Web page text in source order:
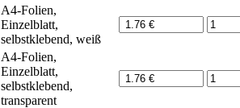
A4-Folien,
Einzelblatt,
selbstklebend, weiß
A4-Folien,
Einzelblatt,
selbstklebend,
transparent